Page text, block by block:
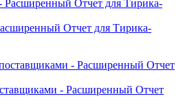
Отчет для Тирика-
- Расширенный Отчет